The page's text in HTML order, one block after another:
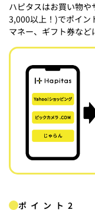
ハピタスはお買い物
3,000以上！)でポイン
マネー、ギフト券など
ポイント2